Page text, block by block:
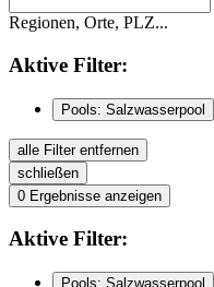
Regionen, Orte, PLZ...
Aktive Filter:
Pools: Salzwasserpool
alle Filter entfernen
schließen
0 Ergebnisse anzeigen
Aktive Filter:
Pools: Salzwasserpool